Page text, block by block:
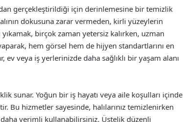
gerçekleştirildiği için derinlemesine bir temizlik
dokusuna zarar vermeden, kirli yüzeylerin
birçok zaman yetersiz kalırken, uzman
hem görsel hem de hijyen standartlarını en
ev veya iş yerlerinizde daha sağlıklı bir yaşam alanı
sunar. Yoğun bir iş hayatı veya aile koşulları içinde
Bu hizmetler sayesinde, halılarınız temizlenirken
verimli kullanabilirsiniz. Üstelik düzenli